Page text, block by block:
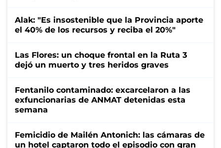
Alak: "Es insostenible que la Provincia aporte
el 40% de los recursos y reciba el 20%"
Las Flores: un choque frontal en la Ruta 3
dejó un muerto y tres heridos graves
Fentanilo contaminado: excarcelaron a las
exfuncionarias de ANMAT detenidas esta
semana
Femicidio de Mailén Antonich: las cámaras de
un hotel captaron todo el episodio con gran